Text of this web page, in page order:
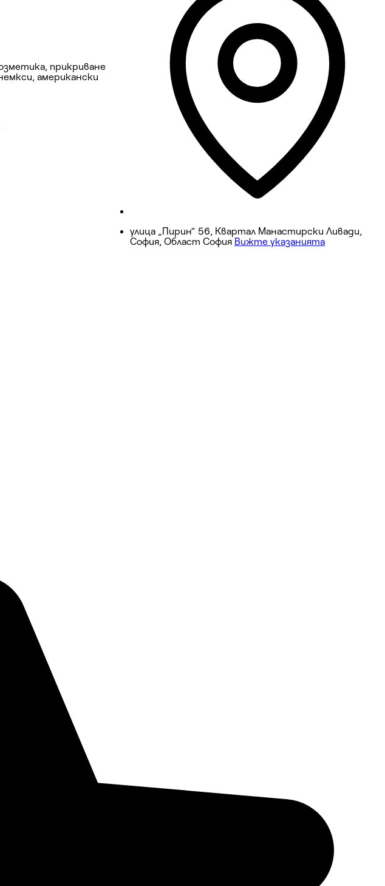
прикриване
американски
11:00 ч. - 19:00 ч.
11:00 ч. - 19:30 ч.
четвъртък
11:00 ч. - 19:00 ч.
11:00 ч. - 19:00 ч.
11:00 ч. - 17:00 ч.
улица „Пирин“ 56, Квартал Манастирски Ливади,
София, Област София Вижте указанията